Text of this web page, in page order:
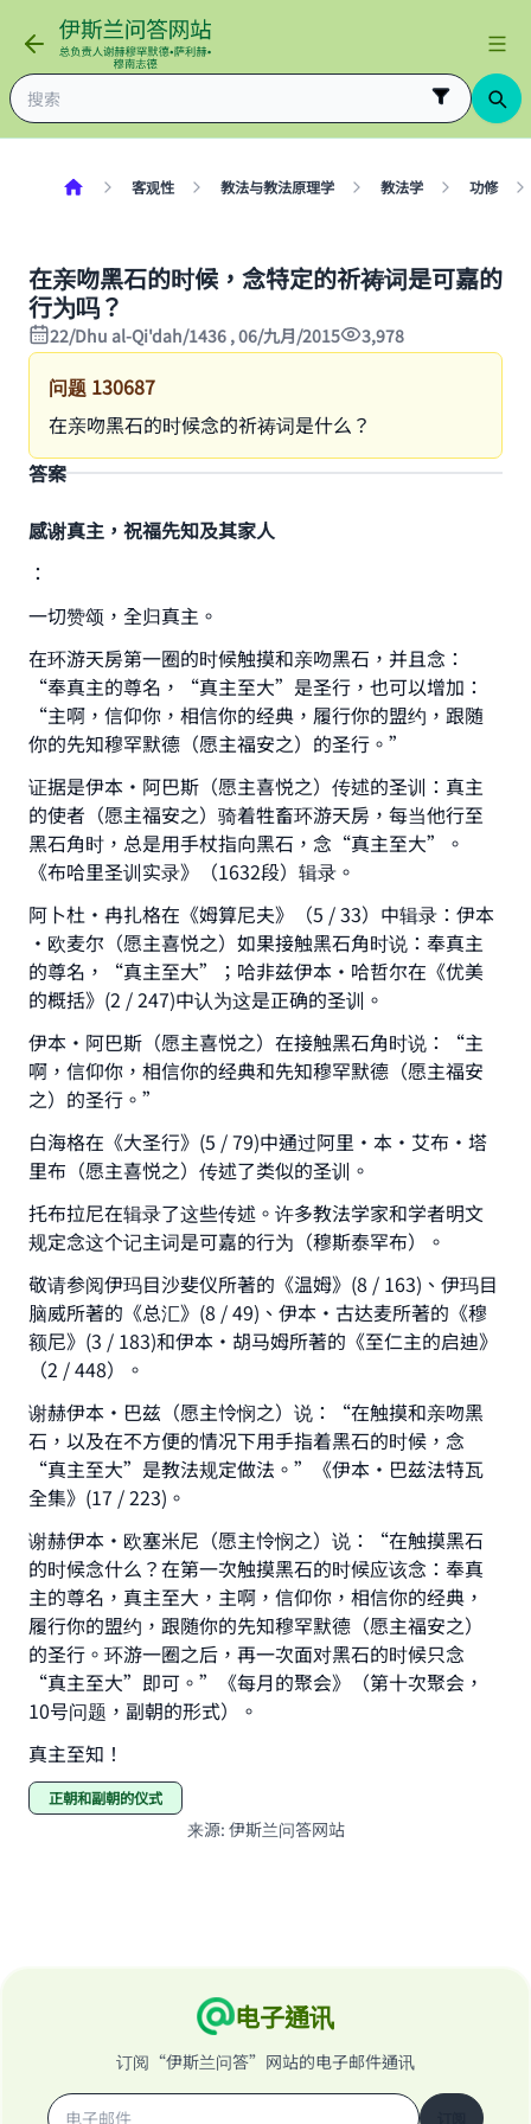
客观性 教法与教法原理学 教法学 功修
在亲吻黑石的时候，念特定的祈祷词是可嘉的
行为吗？
22/Dhu al-Qi'dah/1436 , 06/九月/2015 3,978
问题 130687
在亲吻黑石的时候念的祈祷词是什么？
答案
感谢真主，祝福先知及其家人
：
一切赞颂，全归真主。
在环游天房第一圈的时候触摸和亲吻黑石，并且念：
“奉真主的尊名，“真主至大”是圣行，也可以增加：
“主啊，信仰你，相信你的经典，履行你的盟约，跟随
你的先知穆罕默德（愿主福安之）的圣行。”
证据是伊本·阿巴斯（愿主喜悦之）传述的圣训：真主
的使者（愿主福安之）骑着牲畜环游天房，每当他行至
黑石角时，总是用手杖指向黑石，念“真主至大”。
《布哈里圣训实录》（1632段）辑录。
阿卜杜•冉扎格在《姆算尼夫》（5 / 33）中辑录：伊本
•欧麦尔（愿主喜悦之）如果接触黑石角时说：奉真主
的尊名，“真主至大”；哈非兹伊本•哈哲尔在《优美
的概括》(2 / 247)中认为这是正确的圣训。
伊本•阿巴斯（愿主喜悦之）在接触黑石角时说：“主
啊，信仰你，相信你的经典和先知穆罕默德（愿主福安
之）的圣行。”
白海格在《大圣行》(5 / 79)中通过阿里•本•艾布·塔
里布（愿主喜悦之）传述了类似的圣训。
托布拉尼在辑录了这些传述。许多教法学家和学者明文
规定念这个记主词是可嘉的行为（穆斯泰罕布）。
敬请参阅伊玛目沙斐仪所著的《温姆》(8 / 163)、伊玛目
脑威所著的《总汇》(8 / 49)、伊本•古达麦所著的《穆
额尼》(3 / 183)和伊本·胡马姆所著的《至仁主的启迪》
（2 / 448）。
谢赫伊本•巴兹（愿主怜悯之）说：“在触摸和亲吻黑
石，以及在不方便的情况下用手指着黑石的时候，念
“真主至大”是教法规定做法。”《伊本•巴兹法特瓦
全集》(17 / 223)。
谢赫伊本•欧塞米尼（愿主怜悯之）说：“在触摸黑石
的时候念什么？在第一次触摸黑石的时候应该念：奉真
主的尊名，真主至大，主啊，信仰你，相信你的经典，
履行你的盟约，跟随你的先知穆罕默德（愿主福安之）
的圣行。环游一圈之后，再一次面对黑石的时候只念
“真主至大”即可。”《每月的聚会》（第十次聚会，
10号问题，副朝的形式）。
真主至知！
正朝和副朝的仪式
来源: 伊斯兰问答网站
电子通讯
订阅“伊斯兰问答”网站的电子邮件通讯
Make an impact on millions of lives
with your contribution today
Your support is crucial for our mission.
The Prophet (ﷺ) said:
"A person who leads others to doing what is
good will earn the same reward as those who
do it."
(MUSLIM, 1893)
Support IslamQA